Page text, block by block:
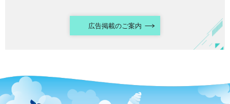
広告掲載のご案内